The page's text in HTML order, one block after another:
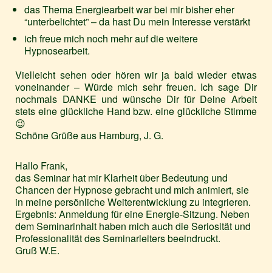
das Thema Energiearbeit war bei mir bisher eher
“unterbelichtet” – da hast Du mein Interesse verstärkt
ich freue mich noch mehr auf die weitere
Hypnosearbeit.
Vielleicht sehen oder hören wir ja bald wieder etwas
voneinander – Würde mich sehr freuen. Ich sage Dir
nochmals DANKE und wünsche Dir für Deine Arbeit
stets eine glückliche Hand bzw. eine glückliche Stimme
😉
Schöne Grüße aus Hamburg, J. G.
Hallo Frank,
das Seminar hat mir Klarheit über Bedeutung und
Chancen der Hypnose gebracht und mich animiert, sie
in meine persönliche Weiterentwicklung zu integrieren.
Ergebnis: Anmeldung für eine Energie-Sitzung. Neben
dem Seminarinhalt haben mich auch die Seriosität und
Professionalität des Seminarleiters beeindruckt.
Gruß W.E.